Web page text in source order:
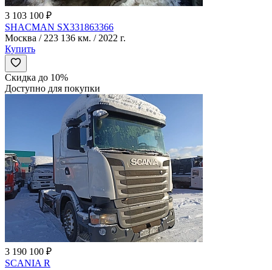
3 103 100 ₽
SHACMAN SX331863366
Москва / 223 136 км. / 2022 г.
Купить
Скидка до 10%
Доступно для покупки
3 190 100 ₽
SCANIA R